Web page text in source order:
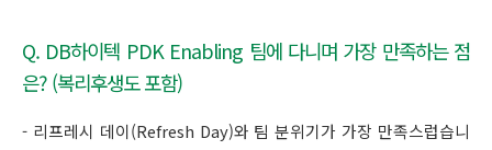
Q. DB하이텍 PDK Enabling 팀에 다니며 가장 만족하는 점
은? (복리후생도 포함)
- 리프레시 데이(Refresh Day)와 팀 분위기가 가장 만족스럽습니